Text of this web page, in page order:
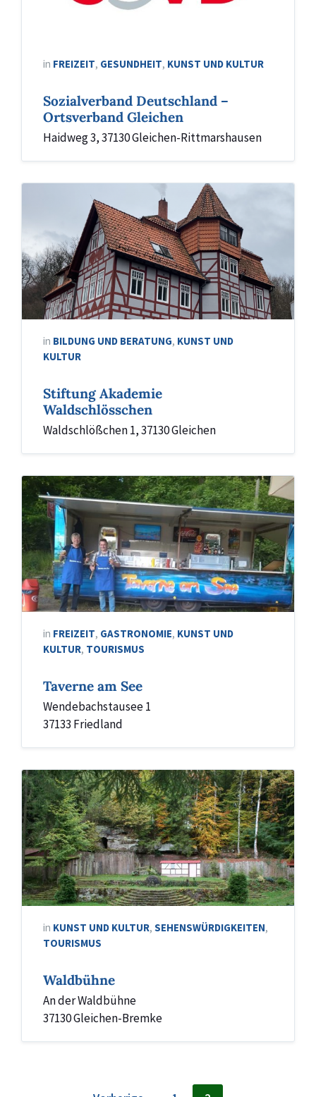
in FREIZEIT, GESUNDHEIT, KUNST UND KULTUR
Sozialverband Deutschland –
Ortsverband Gleichen
Haidweg 3, 37130 Gleichen-Rittmarshausen
Waldschlösschen
in BILDUNG UND BERATUNG, KUNST UND
KULTUR
Stiftung Akademie
Waldschlösschen
Waldschlößchen 1, 37130 Gleichen
Taverne
am
See
1
Gleichen
in FREIZEIT, GASTRONOMIE, KUNST UND
KULTUR, TOURISMUS
Taverne am See
Wendebachstausee 1
37133 Friedland
in KUNST UND KULTUR, SEHENSWÜRDIGKEITEN,
TOURISMUS
Waldbühne
An der Waldbühne
37130 Gleichen-Bremke